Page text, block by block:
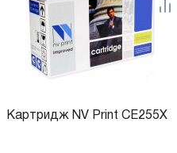
Картридж NV Print CE255X